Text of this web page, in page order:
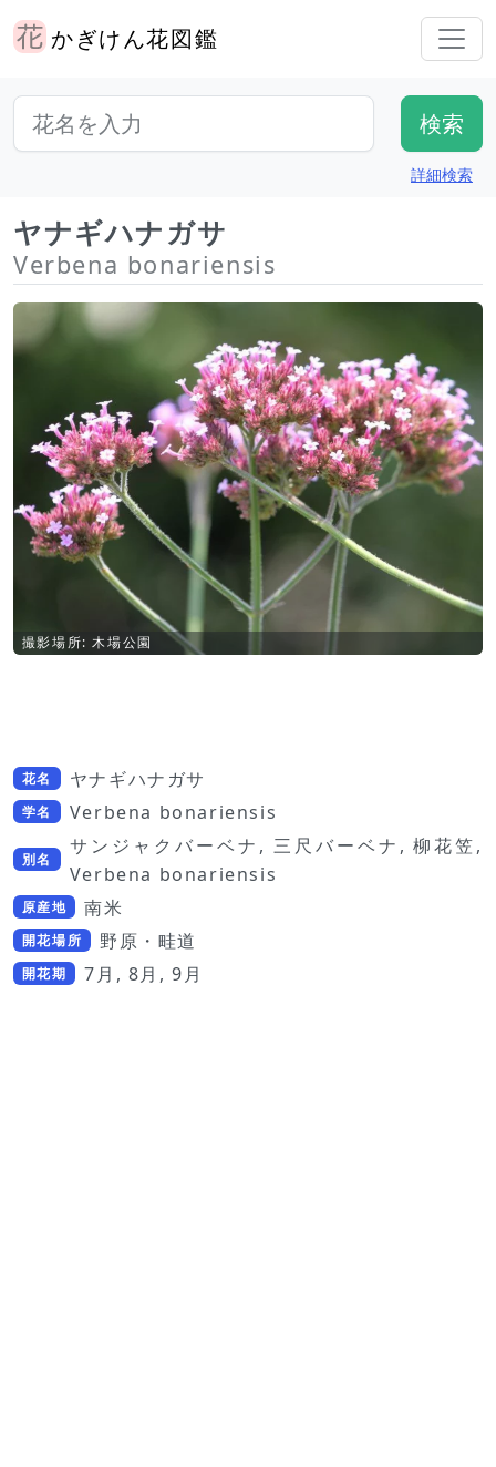
かぎけん花図鑑
詳細検索
ヤナギハナガサ
Verbena bonariensis
撮影場所: 木場公園
花名 ヤナギハナガサ
学名 Verbena bonariensis
別名
サンジャクバーベナ, 三尺バーベナ, 柳花笠,
Verbena bonariensis
原産地 南米
開花場所 野原・畦道
開花期 7月, 8月, 9月